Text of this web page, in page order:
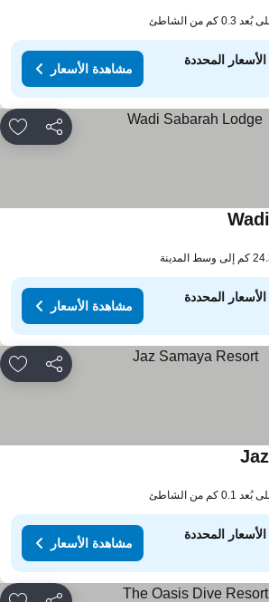
كم من الشاطئ
المحددة
مشاهدة الأسعار
مشاركة
المحددة
مشاهدة الأسعار
مشاركة
كم من الشاطئ
المحددة
مشاهدة الأسعار